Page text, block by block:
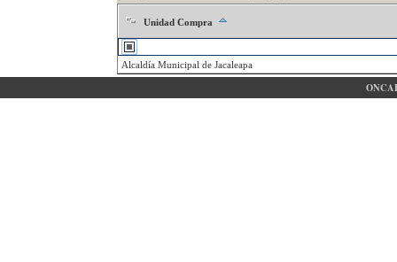
Unidad Compra
Alcaldía Municipal de Jacaleapa